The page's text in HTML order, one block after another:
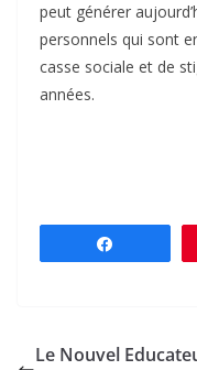
peut générer
personnels qui sont
casse sociale et de
années.
Le Nouvel